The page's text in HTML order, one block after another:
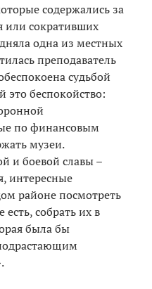
содержались за
или сокративших
одна из местных
преподаватель
судьбой
это беспокойство:
по финансовым
музеи.
и боевой славы –
интересные
районе посмотреть
собрать их в
была бы